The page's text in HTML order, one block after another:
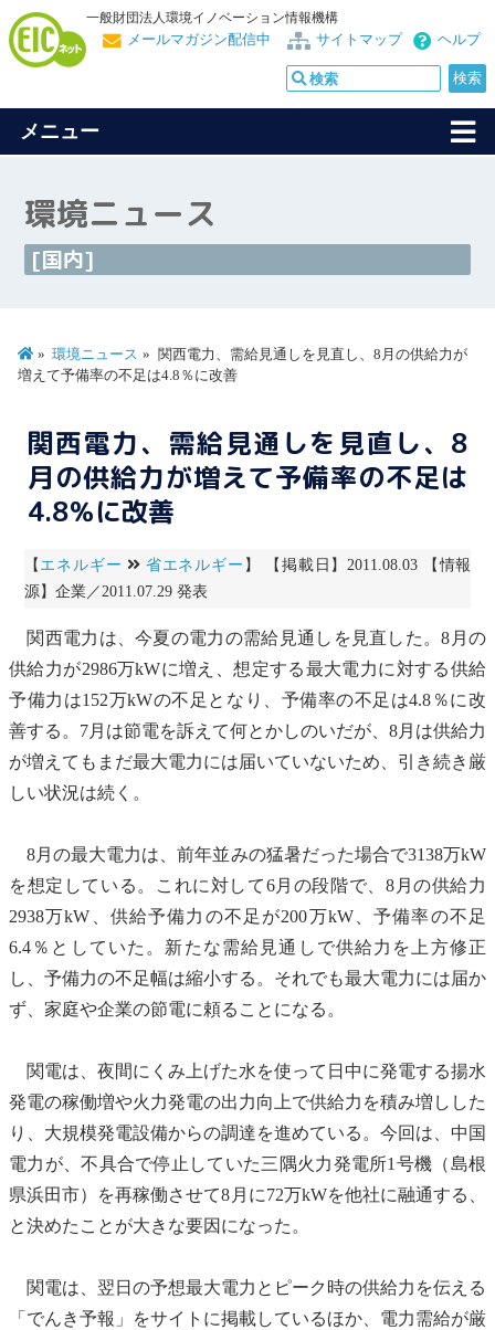
一般財団法人環境イノベーション情報機構
ヘルプ
サイトマップ
メールマガジン配信中
メニュー
環境ニュース
[国内]
環境ニュース
関西電力、需給見通しを見直し、8月の供給力が
増えて予備率の不足は4.8％に改善
関西電力、需給見通しを見直し、8
月の供給力が増えて予備率の不足は
4.8％に改善
【 エネルギー 省エネルギー 】 【掲載日】2011.08.03 【情報
源】企業／2011.07.29 発表
関西電力は、今夏の電力の需給見通しを見直した。8月の
供給力が2986万kWに増え、想定する最大電力に対する供給
予備力は152万kWの不足となり、予備率の不足は4.8％に改
善する。7月は節電を訴えて何とかしのいだが、8月は供給力
が増えてもまだ最大電力には届いていないため、引き続き厳
しい状況は続く。
8月の最大電力は、前年並みの猛暑だった場合で3138万kW
を想定している。これに対して6月の段階で、8月の供給力
2938万kW、供給予備力の不足が200万kW、予備率の不足
6.4％としていた。新たな需給見通しで供給力を上方修正
し、予備力の不足幅は縮小する。それでも最大電力には届か
ず、家庭や企業の節電に頼ることになる。
関電は、夜間にくみ上げた水を使って日中に発電する揚水
発電の稼働増や火力発電の出力向上で供給力を積み増しした
り、大規模発電設備からの調達を進めている。今回は、中国
電力が、不具合で停止していた三隅火力発電所1号機（島根
県浜田市）を再稼働させて8月に72万kWを他社に融通する、
と決めたことが大きな要因になった。
関電は、翌日の予想最大電力とピーク時の供給力を伝える
「でんき予報」をサイトに掲載しているほか、電力需給が厳